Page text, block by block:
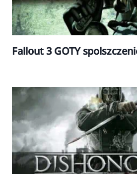
Fallout 3 GOTY